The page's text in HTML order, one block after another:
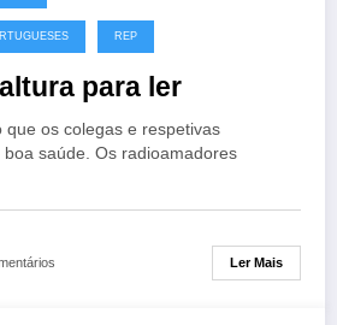
REP
para ler
que os colegas e respetivas
saúde. Os radioamadores
Ler Mais